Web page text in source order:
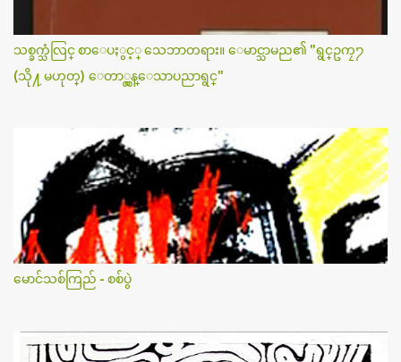
သစ္ခက္သံလြင္ စာေပႏွင့္ သေဘာတရား။ ေမာင္သာမည၏ "ရွင္ဥကၠ႒
(သို႔ မဟုတ္) ေတာ္လွန္ေသာပညာရွင္"
မောင်သစ်ကြည် - စစ်ပွဲ